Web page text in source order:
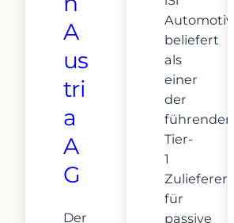
A
us
tri
a
A
G
Der
Automotive
beliefert
als
einer
der
führenden
Tier-
1
Zulieferer
für
passive